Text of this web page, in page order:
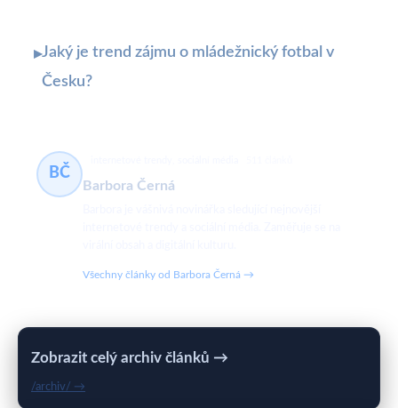
▸Jaký je trend zájmu o mládežnický fotbal v
Česku?
BČ
Barbora Černá
Všechny články od Barbora Černá →
Zobrazit celý archiv článků →
/archiv/ →